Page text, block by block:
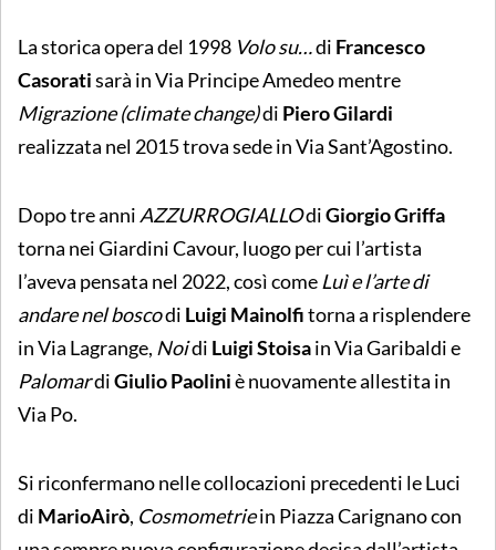
La storica opera del 1998 Volo su…di Francesco
Casoratisarà in Via Principe Amedeo mentre
Migrazione (climate change)di Piero Gilardi
realizzata nel 2015 trova sede in Via Sant’Agostino.
Dopo tre anni AZZURROGIALLOdiGiorgio Griffa
torna nei Giardini Cavour, luogo per cui l’artista
l’aveva pensata nel 2022, così come Luì e l’arte di
andare nel boscodi Luigi Mainolfitorna a risplendere
in Via Lagrange, Noidi Luigi Stoisain Via Garibaldi e
PalomardiGiulio Paoliniè nuovamente allestita in
Via Po.
Si riconfermano nelle collocazioni precedenti le Luci
di MarioAirò, Cosmometriein Piazza Carignano con